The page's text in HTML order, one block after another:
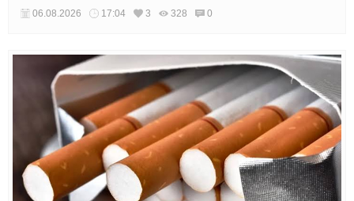
öncelediklerini söyledi. Arıkan, bu sezon yaklaşık 40
06.08.2026 17:04 3 328 0